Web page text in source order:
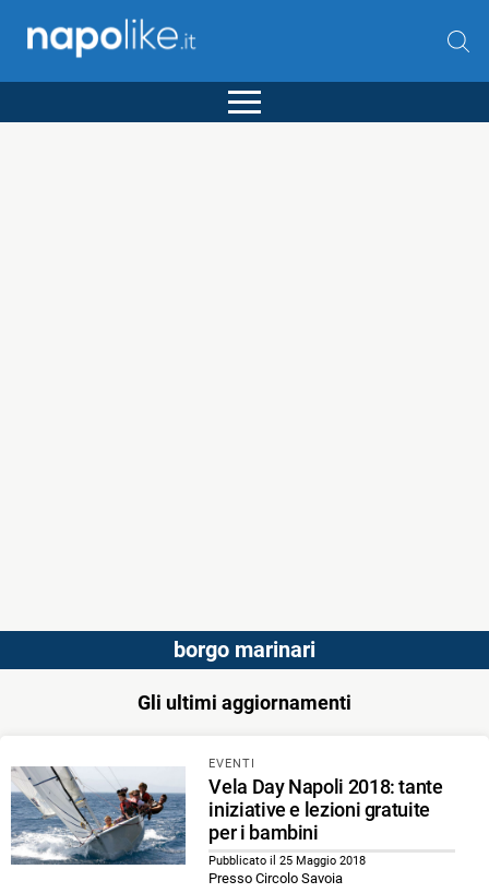
borgo marinari
Gli ultimi aggiornamenti
EVENTI
Vela Day Napoli 2018: tante
iniziative e lezioni gratuite
per i bambini
Pubblicato il 25 Maggio 2018
Presso Circolo Savoia